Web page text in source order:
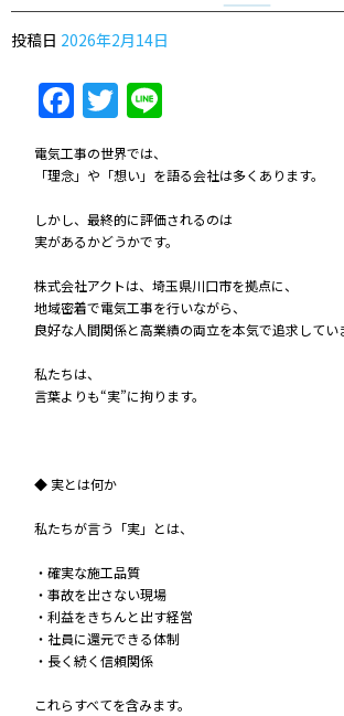
投稿日 2026年2月14日
Facebook
Twitter
電気工事の世界では、
「理念」や「想い」を語る会社は多くあります。
しかし、最終的に評価されるのは――
実があるかどうかです。
株式会社アクトは、埼玉県川口市を拠点に、
地域密着で電気工事を行いながら、
良好な人間関係と高業績の両立を本気で追求してい
私たちは、
言葉よりも“実”に拘ります。
◆ 実とは何か
私たちが言う「実」とは、
・確実な施工品質
・事故を出さない現場
・利益をきちんと出す経営
・社員に還元できる体制
・長く続く信頼関係
これらすべてを含みます。